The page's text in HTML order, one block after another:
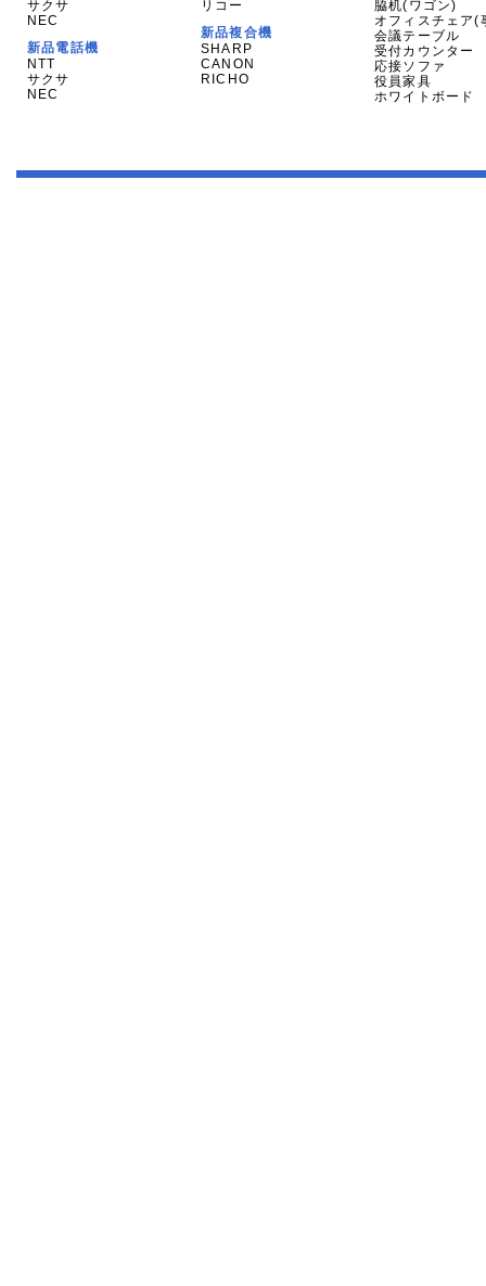
サクサ
NEC
新品電話機
NTT
サクサ
NEC
リコー
新品複合機
SHARP
CANON
RICHO
脇机(ワゴン)
オフィスチェア(
会議テーブル
受付カウンター
応接ソファ
役員家具
ホワイトボード